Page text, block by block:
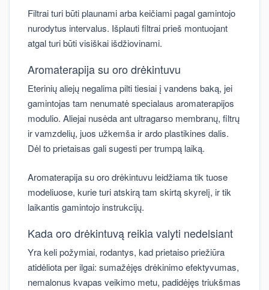
Filtrai turi būti plaunami arba keičiami pagal gamintojo
nurodytus intervalus. Išplauti filtrai prieš montuojant
atgal turi būti visiškai išdžiovinami.
Aromaterapija su oro drėkintuvu
Eterinių aliejų negalima pilti tiesiai į vandens baką, jei
gamintojas tam nenumatė specialaus aromaterapijos
modulio. Aliejai nusėda ant ultragarso membranų, filtrų
ir vamzdelių, juos užkemša ir ardo plastikines dalis.
Dėl to prietaisas gali sugesti per trumpą laiką.
Aromaterapija su oro drėkintuvu leidžiama tik tuose
modeliuose, kurie turi atskirą tam skirtą skyrelį, ir tik
laikantis gamintojo instrukcijų.
Kada oro drėkintuvą reikia valyti nedelsiant
Yra keli požymiai, rodantys, kad prietaiso priežiūra
atidėliota per ilgai: sumažėjęs drėkinimo efektyvumas,
nemalonus kvapas veikimo metu, padidėjęs triukšmas